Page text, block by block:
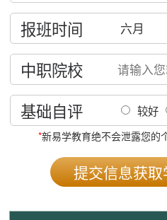
报班时间
中职院校
基础自评
较好
*新易学教育绝不会泄露您的